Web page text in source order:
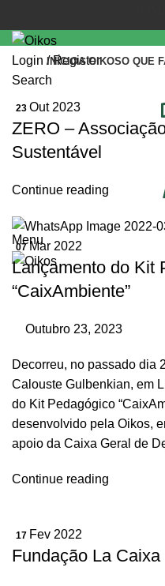
Login / Register
Search
INÍCIOA OIKOSO QUE
Menu
23 Out 2023
ZERO –
Sustentável
Continue reading
07Mar 2022
Lançamento do Kit
“CaixAmbiente”
Outubro 23, 2023
Decorreu, no passado dia
Calouste Gulbenkian, em
do Kit Pedagógico
desenvolvido pela Oikos,
apoio da Caixa Geral de
Continue reading
17 Fev 2022
Fundação La Caixa